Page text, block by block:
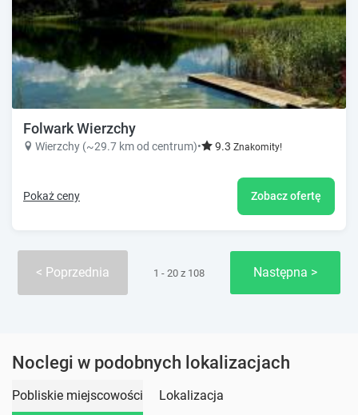
Folwark Wierzchy
Wierzchy (~29.7 km od centrum)• 9.3 Znakomity!
Pokaż ceny Zobacz ofertę
Poprzednia 1 - 20 z 108 Następna
Noclegi w podobnych lokalizacjach
Pobliskie miejscowości Lokalizacja